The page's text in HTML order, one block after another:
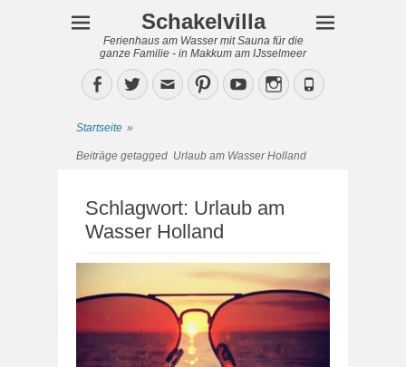
Schakelvilla
Ferienhaus am Wasser mit Sauna für die
ganze Familie - in Makkum am IJsselmeer
Facebook
TwitterEmailPinterestYouTubeInstagram
Phone
Startseite »
Beiträge getagged Urlaub am Wasser Holland
Schlagwort: Urlaub am
Wasser Holland